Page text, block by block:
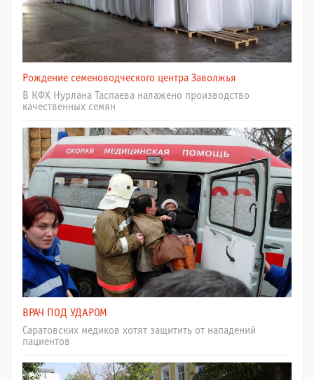
Рождение семеноводческого центра Заволжья
В КФХ Нурлана Таспаева налажено производство
качественных семян
ВРАЧ ПОД УДАРОМ
Саратовских медиков хотят защитить от нападений
пациентов